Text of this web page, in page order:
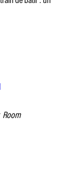
Room